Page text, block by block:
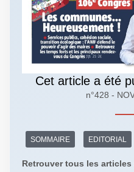
Cet article a été
n°428 -
SOMMAIRE EDITORIAL
Retrouver tous les articles